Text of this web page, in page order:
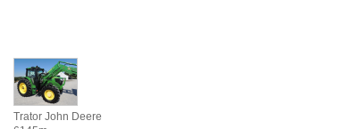
Trator John Deere